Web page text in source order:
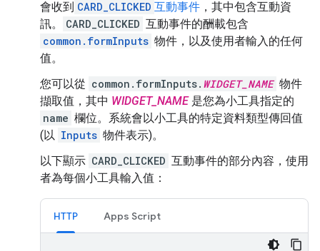
會收到 CARD_CLICKED 互動事件 ，其中包含互動資
訊。
CARD_CLICKED 互動事件的酬載包含
common.formInputs 物件，以及使用者輸入的任何
值。
您可以從 common.formInputs. WIDGET_NAME 物件
擷取值，其中 WIDGET_NAME是您為小工具指定的
name 欄位。系統會以小工具的特定資料類型傳回值
(以 Inputs 物件表示)。
以下顯示 CARD_CLICKED 互動事件的部分內容，使用
者為每個小工具輸入值：
HTTP Apps Script